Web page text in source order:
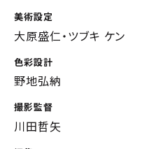
美術設定
大原盛仁・ツブキ ケン
色彩設計
野地弘納
撮影監督
川田哲矢